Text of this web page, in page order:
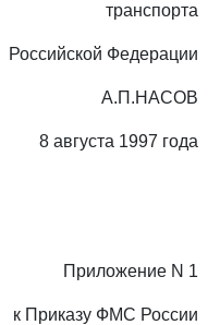
транспорта
Российской Федерации
А.П.НАСОВ
8 августа 1997 года
Приложение N 1
к Приказу ФМС России